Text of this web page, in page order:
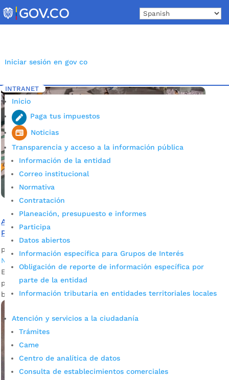
to
content
Iniciar sesión en gov co
INTRANET
Inicio
Paga tus impuestos
Noticias
Transparencia y acceso a la información pública
Información de la entidad
Correo institucional
Normativa
Contratación
Planeación, presupuesto e informes
Participa
Datos abiertos
Información específica para Grupos de Interés
Obligación de reporte de información específica por
parte de la entidad
Información tributaria en entidades territoriales locales
Atención y servicios a la ciudadanía
Trámites
Came
Centro de analítica de datos
Consulta de establecimientos comerciales
Inicio 5 Etiqueta: Parque Extremo
Así va la intervención de ‘Pinta Joven, Pinta Paz’ en el
Parque Extremo
por Félix Guillermo Cristancho García Oct 22, 2021
Noticias
Este domingo, a partir de las 10:00 a.m., se hará un evento
para resaltar la transformación del Parque Extremo, en el
barrio San Martín.